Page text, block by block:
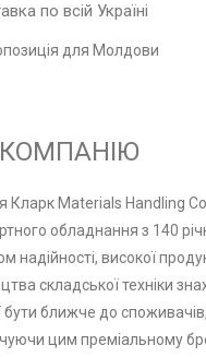
по всій Україні
для Молдови
Кларк Materials Handling
обладнання з 140
надійності, високої
складської техніки
бути ближче до
цим преміальному